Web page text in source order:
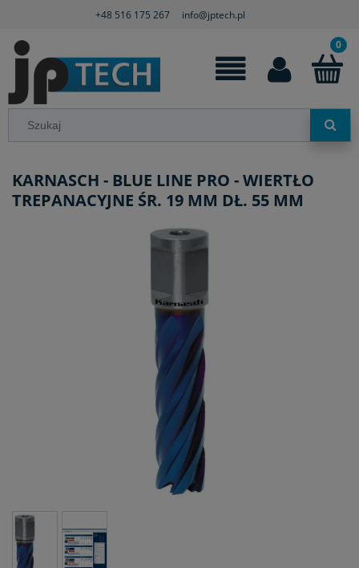
+48 516 175 267 info@jptech.pl
KARNASCH - BLUE LINE PRO - WIERTŁO
TREPANACYJNE ŚR. 19 MM DŁ. 55 MM